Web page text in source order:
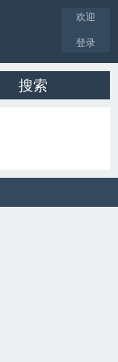
欢迎
登录
搜索